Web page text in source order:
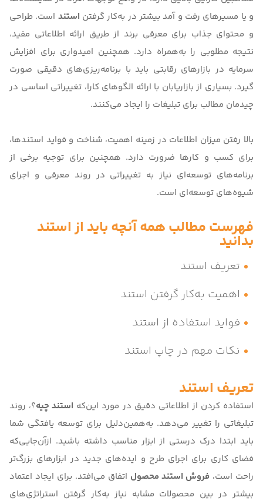
و یا مسیرهای رفت و آمد بیشتر در به‌کار گرفتن استند است. طراحی
و محتوای جذاب برای معرفی برند از طریق ارائه اطلاعاتی مفید،
نتیجه مطلوبی را به‌همراه دارد. همچنین امیدواری برای افزایش
سرمایه در بازارهای رقابتی باید با برنامه‌ریزی‌های دقیقی صورت
گیرد. بسیاری از بازاریابان با ارائه الگوهای کارا، تغییراتی اساسی در
چیدمان مطالب برای تبلیغات را ایجاد می‌کنند.
بالا رفتن میزان اطلاعات در زمینه اهمیت، شناخت و فواید استندها،
برای کسب و کارها ضرورت دارد. همچنین برای توجیه برخی از
برنامه‌های توسعه‌ای نیاز به تغییراتی در روند معرفی و اجرای
شیوه‌های توسعه‌ای است.
فهرست مطالب همه آنچه باید از استند
بدانید
تعریف استند
اهمیت به‌کار گرفتن استند
فواید استفاده از استند
نکات مهم در چاپ استند
تعریف استند
استفاده کردن از اطلاعاتی دقیق در مورد این‌که استند چیه؟، روند
تبلیغاتی را تغییر می‌دهد. به‌همین‌دلیل برای توسعه یافتگی شما
باید ابتدا درک درستی از ابزار مناسب داشته باشید. ازآن‌جایی‌که
فضای کاری برای اجرای طرح و ایده‌های جدید در ابزارهای بزرگ‌تر
راحت است،فروش استند محصول اتفاق می‌افتد. برای ایجاد اعتماد
بیشتر در بین محصولات مشابه نیاز به‌کار گرفتن استراتژی‌های